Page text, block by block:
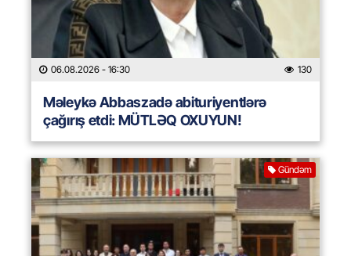
06.08.2026 - 16:30 130
Məleykə Abbaszadə abituriyentlərə
çağırış etdi: MÜTLƏQ OXUYUN!
Gündəm